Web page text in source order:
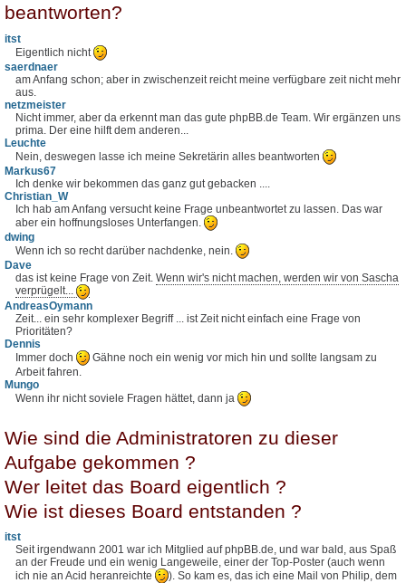
beantworten?
itst
Eigentlich nicht
saerdnaer
am Anfang schon; aber in zwischenzeit reicht meine verfügbare zeit nicht mehr
aus.
netzmeister
Nicht immer, aber da erkennt man das gute phpBB.de Team. Wir ergänzen uns
prima. Der eine hilft dem anderen...
Leuchte
Nein, deswegen lasse ich meine Sekretärin alles beantworten
Markus67
Ich denke wir bekommen das ganz gut gebacken ....
Christian_W
Ich hab am Anfang versucht keine Frage unbeantwortet zu lassen. Das war
aber ein hoffnungsloses Unterfangen.
dwing
Wenn ich so recht darüber nachdenke, nein.
Dave
das ist keine Frage von Zeit. Wenn wir's nicht machen, werden wir von Sascha
verprügelt...
AndreasOymann
Zeit... ein sehr komplexer Begriff ... ist Zeit nicht einfach eine Frage von
Prioritäten?
Dennis
Immer doch
Gähne noch ein wenig vor mich hin und sollte langsam zu
Arbeit fahren.
Mungo
Wenn ihr nicht soviele Fragen hättet, dann ja
Wie sind die Administratoren zu dieser
Aufgabe gekommen ?
Wer leitet das Board eigentlich ?
Wie ist dieses Board entstanden ?
itst
Seit irgendwann 2001 war ich Mitglied auf phpBB.de, und war bald, aus Spaß
an der Freude und ein wenig Langeweile, einer der Top-Poster (auch wenn
ich nie an Acid heranreichte
). So kam es, das ich eine Mail von Philip, dem